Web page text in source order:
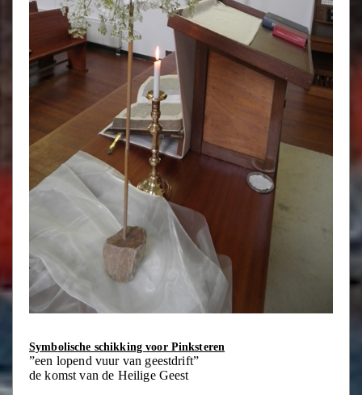
Symbolische schikking voor Pinksteren
”een lopend vuur van geestdrift”
de komst van de Heilige Geest